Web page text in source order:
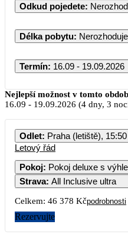
Odkud pojedete:
Délka pobytu: Nerozhoduje
Termín: 16.09 - 19.09.2026
PO
Nejlepší možnost v tomto
16.09 - 19.09.2026 (4 dny, 3
Odlet: Praha (letiště), 15:50
Letový řád
Pokoj:
Pokoj
Strava: All Inclusive ultra
Celkem: 46 378 Kčpodrobnosti
Rezervujte